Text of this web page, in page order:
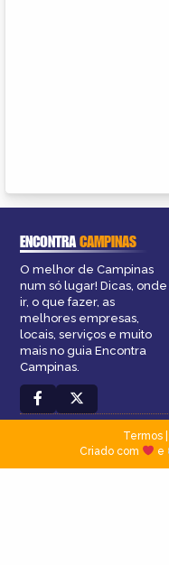
ENCONTRACAMPINAS
O melhor de Campinas
num só lugar! Dicas, onde
ir, o que fazer, as
melhores empresas,
locais, serviços e muito
mais no guia Encontra
Campinas.
Termos|
Criado com
e